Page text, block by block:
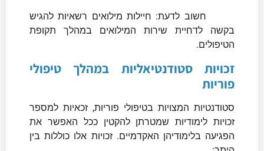
חשוב לדעת: חיילות מילואים רשאיות להגיש
בקשה לדחיית שירות המילואים במהלך תקופת
הטיפולים.
זכויות סטודנטיאליות במהלך טיפולי
פוריות
סטודנטיות המצויות בטיפולי פוריות, זכאיות למספר
זכויות לימודיות שמטרתן להקטין ככל האפשר את
הפגיעה בלימודיהן האקדמיים. זכויות אלו כוללות בין